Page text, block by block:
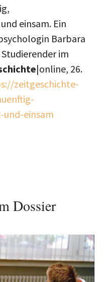
einsam. Ein
Barbara
im
|online, 26.
zeitgeschichte-
einsam
Dossier